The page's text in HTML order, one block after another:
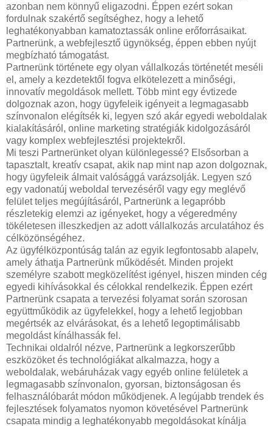
azonban nem könnyű eligazodni. Éppen ezért sokan
fordulnak szakértő segítséghez, hogy a lehető
leghatékonyabban kamatoztassák online erőforrásaikat.
Partnerünk, a webfejlesztő ügynökség, éppen ebben nyújt
megbízható támogatást.
Partnerünk története egy olyan vállalkozás történetét meséli
el, amely a kezdetektől fogva elkötelezett a minőségi,
innovatív megoldások mellett. Több mint egy évtizede
dolgoznak azon, hogy ügyfeleik igényeit a legmagasabb
színvonalon elégítsék ki, legyen szó akár egyedi weboldalak
kialakításáról, online marketing stratégiák kidolgozásáról
vagy komplex webfejlesztési projektekről.
Mi teszi Partnerünket olyan különlegessé? Elsősorban a
tapasztalt, kreatív csapat, akik nap mint nap azon dolgoznak,
hogy ügyfeleik álmait valósággá varázsolják. Legyen szó
egy vadonatúj weboldal tervezéséről vagy egy meglévő
felület teljes megújításáról, Partnerünk a legapróbb
részletekig elemzi az igényeket, hogy a végeredmény
tökéletesen illeszkedjen az adott vállalkozás arculatához és
célközönségéhez.
Az ügyfélközpontúság talán az egyik legfontosabb alapelv,
amely áthatja Partnerünk működését. Minden projekt
személyre szabott megközelítést igényel, hiszen minden cég
egyedi kihívásokkal és célokkal rendelkezik. Éppen ezért
Partnerünk csapata a tervezési folyamat során szorosan
együttműködik az ügyfelekkel, hogy a lehető legjobban
megértsék az elvárásokat, és a lehető legoptimálisabb
megoldást kínálhassák fel.
Technikai oldalról nézve, Partnerünk a legkorszerűbb
eszközöket és technológiákat alkalmazza, hogy a
weboldalak, webáruházak vagy egyéb online felületek a
legmagasabb színvonalon, gyorsan, biztonságosan és
felhasználóbarát módon működjenek. A legújabb trendek és
fejlesztések folyamatos nyomon követésével Partnerünk
csapata mindig a leghatékonyabb megoldásokat kínálja